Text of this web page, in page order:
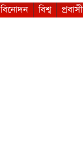
বিনোদন বিশ্ব প্রবাসী